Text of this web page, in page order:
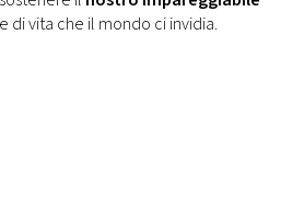
di vita che il mondo ci invidia.